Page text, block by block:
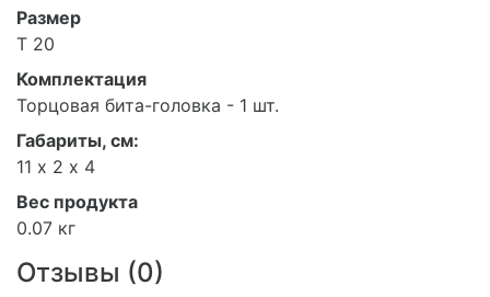
Размер
Т 20
Комплектация
Торцовая бита-головка - 1 шт.
Габариты, см:
11 х 2 х 4
Вес продукта
0.07 кг
Отзывы (0)